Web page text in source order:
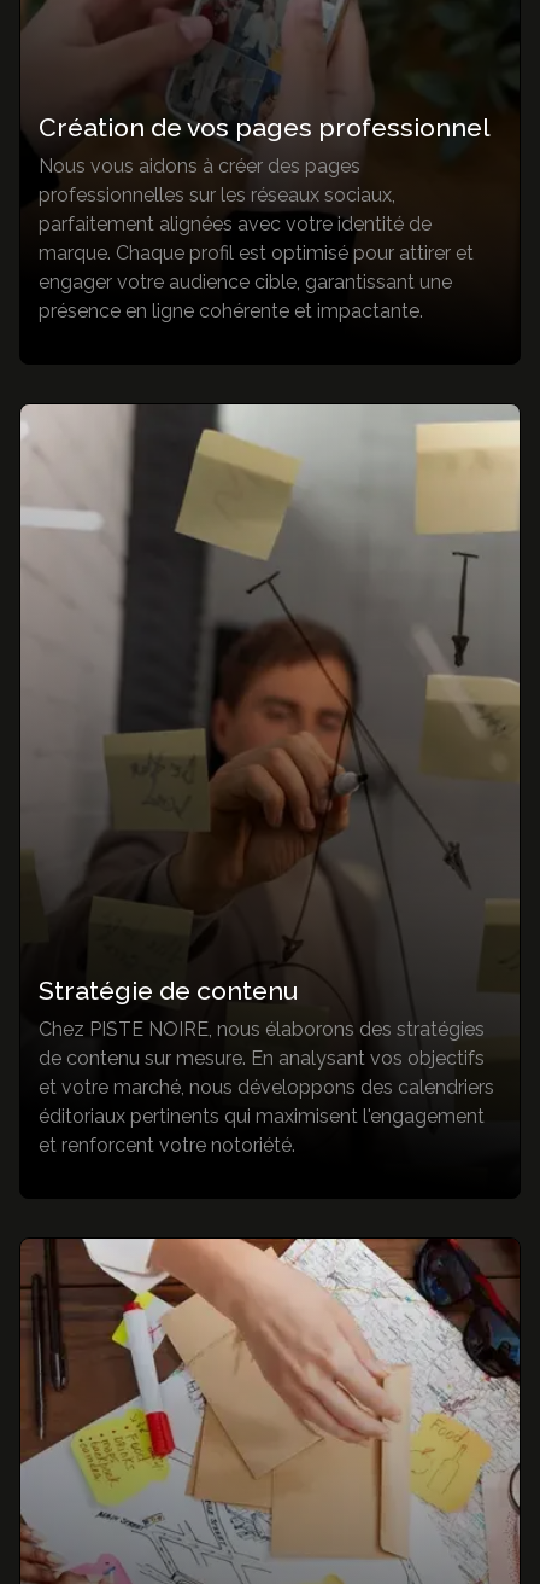
Identité visuelle
communication
Brochures & Catalogues
Dépliants & Flyers
Goodies
Signalétique
Identité visuelle
Nous contacter
Création de vos pages professionnel
Nous vous aidons à créer des pages
professionnelles sur les réseaux sociaux,
parfaitement alignées avec votre identité de
marque. Chaque profil est optimisé pour attirer et
engager votre audience cible, garantissant une
présence en ligne cohérente et impactante.
Stratégie de contenu
Chez PISTE NOIRE, nous élaborons des stratégies
de contenu sur mesure. En analysant vos objectifs
et votre marché, nous développons des calendriers
éditoriaux pertinents qui maximisent l'engagement
et renforcent votre notoriété.